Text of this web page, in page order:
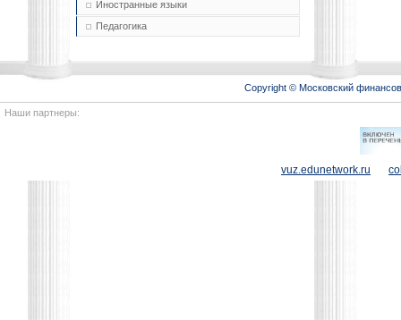
Иностранные языки
Педагогика
Copyright © Московский
Наши партнеры:
vuz.edunetwork.ru